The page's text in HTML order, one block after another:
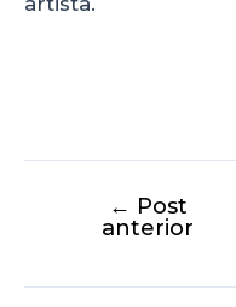
← Post
anterior